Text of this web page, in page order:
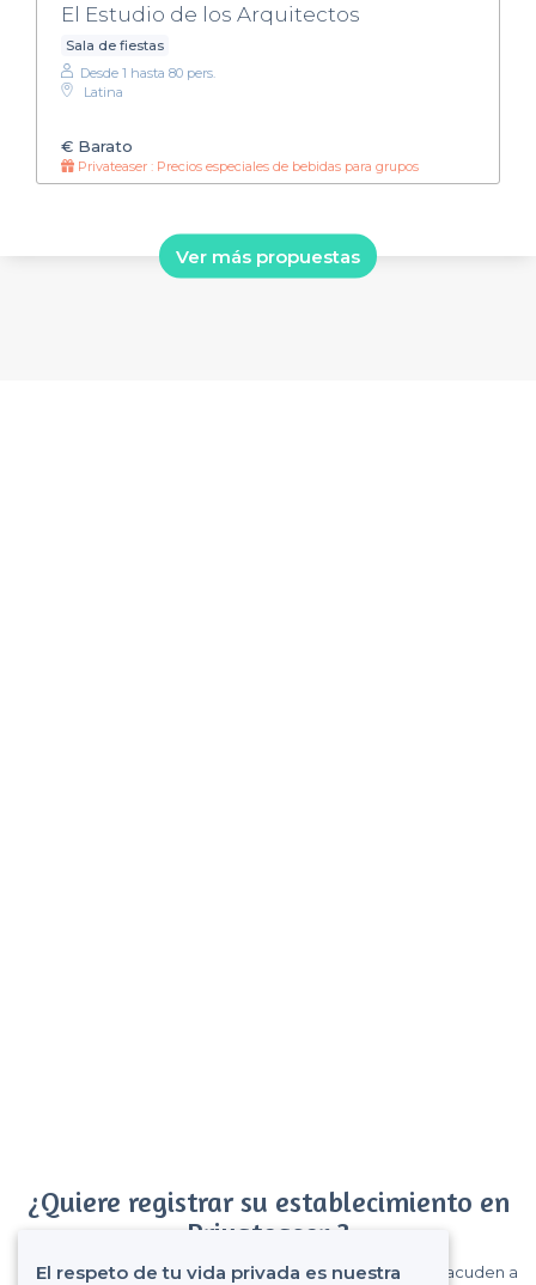
El Estudio de los Arquitectos
Sala de fiestas
Desde 1 hasta 80 pers.
Latina
€ Barato
Privateaser : Precios especiales de bebidas para grupos
Ver más propuestas
¿Quiere registrar su establecimiento en
Privateaser ?
Gane muchos clientes entre el millón de visitantes que acuden a
El respeto de tu vida privada es nuestra